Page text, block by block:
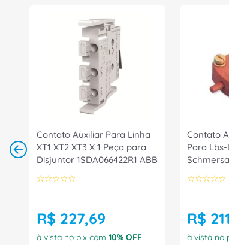
Contato Auxiliar Para Linha
XT1 XT2 XT3 X 1 Peça para
Disjuntor 1SDA066422R1 ABB
☆☆☆☆☆
R$ 227,69
à vista no pix com 10% OFF
Contato
Para
☆☆☆☆☆
R$ 211
à vista no